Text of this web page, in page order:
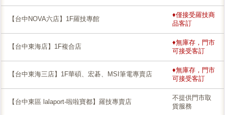
【台中NOVA六店】1F羅技專館
♦僅接受羅技商
品客訂
【台中東海店】1F複合店
♦無庫存，門市
可接受客訂
【台中東海三店】1F華碩、宏碁、MSI筆電專賣店
♦無庫存，門市
可接受客訂
【台中東區 lalaport-啦啦寶都】羅技專賣店
不提供門市取
貨服務